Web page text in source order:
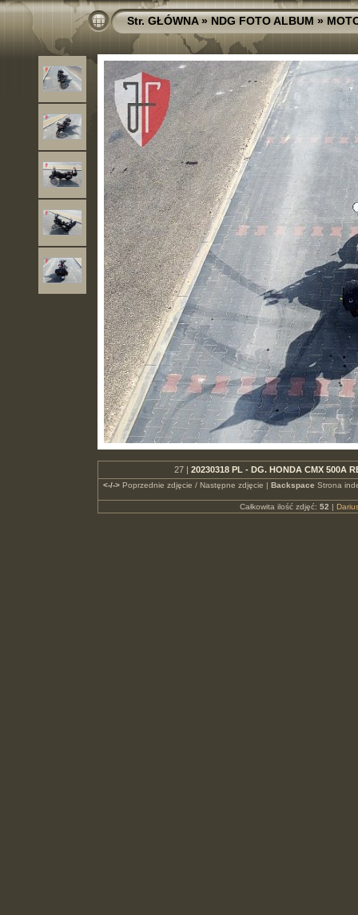
Str. GŁÓWNA»NDG FOTO ALBUM»
27 | 20230318 PL - DG. HONDA CMX 500A
<-/->Poprzednie zdjęcie / Następne zdjęcie | Backspace Strona
Całkowita ilość zdjęć: 52 |